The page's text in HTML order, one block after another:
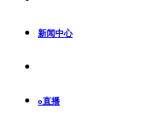
新闻中心
o直播